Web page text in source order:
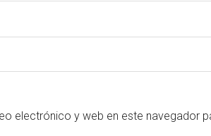
electrónico y web en este navegador